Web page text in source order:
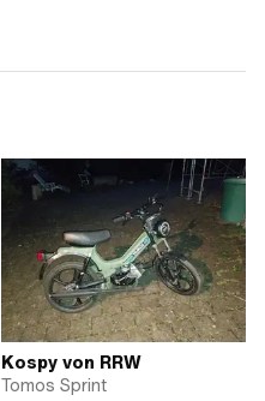
Kospy von RRW
Tomos Sprint